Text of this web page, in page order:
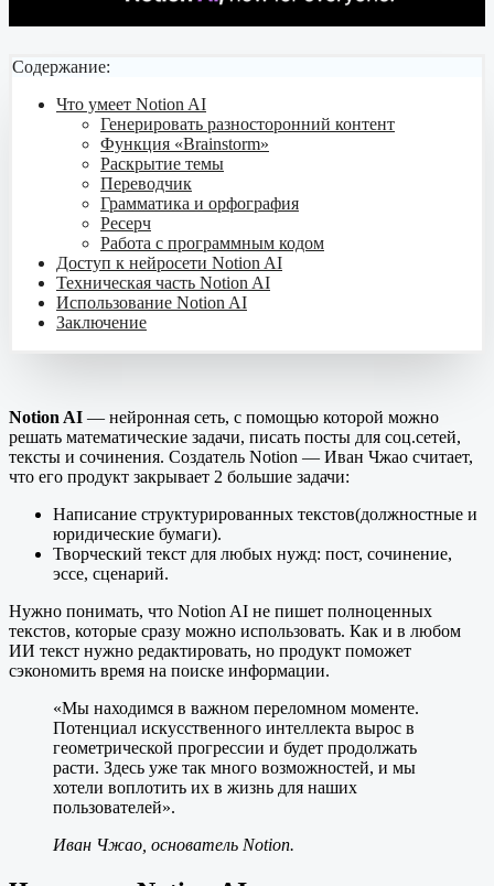
Содержание:
Что умеет Notion AI
Генерировать разносторонний контент
Функция «Brainstorm»
Раскрытие темы
Переводчик
Грамматика и орфография
Ресерч
Работа с программным кодом
Доступ к нейросети Notion AI
Техническая часть Notion AI
Использование Notion AI
Заключение
Notion AI — нейронная сеть, с помощью которой можно
решать математические задачи, писать посты для соц.сетей,
тексты и сочинения. Создатель Notion — Иван Чжао считает,
что его продукт закрывает 2 большие задачи:
Написание структурированных текстов(должностные и
юридические бумаги).
Творческий текст для любых нужд: пост, сочинение,
эссе, сценарий.
Нужно понимать, что Notion AI не пишет полноценных
текстов, которые сразу можно использовать. Как и в любом
ИИ текст нужно редактировать, но продукт поможет
сэкономить время на поиске информации.
«Мы находимся в важном переломном моменте.
Потенциал искусственного интеллекта вырос в
геометрической прогрессии и будет продолжать
расти. Здесь уже так много возможностей, и мы
хотели воплотить их в жизнь для наших
пользователей».
Иван Чжао, основатель Notion.